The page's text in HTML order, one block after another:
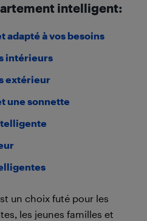
intelligent:
adapté à vos besoins
intérieurs
extérieur
une sonnette
un choix futé pour les
les jeunes familles et